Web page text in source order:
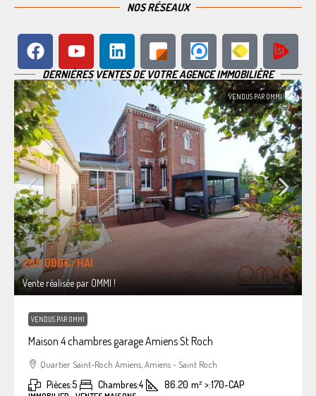
NOS RÉSEAUX
DERNIÈRES VENTES DE VOTRE AGENCE IMMOBILIÈRE
VENDUS PAR OMMI
269.000€/HAI
Vente réalisée par OMMI !
VENDUS PAR OMMI
Maison 4 chambres garage Amiens St Roch
Quartier Saint-Roch Amiens, Amiens - Saint Roch
Pièces:5 Chambres:4 86.20 m² >:170-CAP